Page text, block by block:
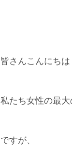
皆さんこんにちは
私たち女性の最大
ですが、